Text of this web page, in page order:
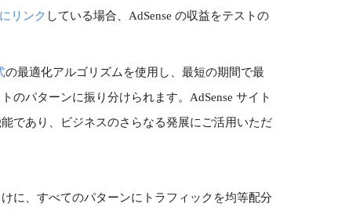
リンク している場合、AdSense の収益をテストの
の最適化アルゴリズムを使用し、最短の期間で最
のパターンに振り分けられます。AdSense サイト
であり、ビジネスのさらなる発展にご活用いただ
に、すべてのパターンにトラフィックを均等配分